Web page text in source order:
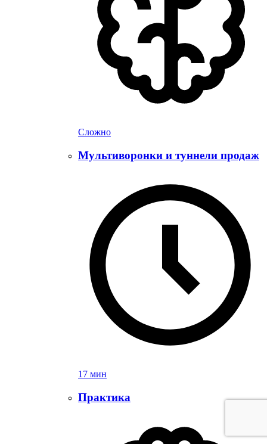
Сложно
Мультиворонки и туннели продаж
17 мин
Практика